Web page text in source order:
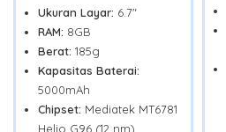
Ukuran Layar: 6.7"
RAM: 8GB
Berat: 185g
Kapasitas Baterai:
5000mAh
Chipset: Mediatek MT6781
Helio G96 (12 nm)